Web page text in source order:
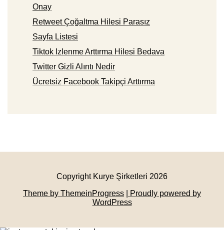
Onay
Retweet Çoğaltma Hilesi Parasız
Sayfa Listesi
Tiktok Izlenme Arttırma Hilesi Bedava
Twitter Gizli Alıntı Nedir
Ücretsiz Facebook Takipçi Arttırma
Copyright Kurye Şirketleri 2026
Theme by ThemeinProgress
| Proudly powered by
WordPress